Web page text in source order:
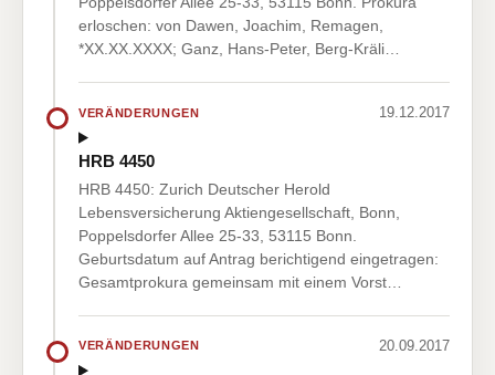
erloschen: von Dawen, Joachim, Remagen,
*XX.XX.XXXX; Ganz, Hans-Peter, Berg-Kräli…
VERÄNDERUNGEN 19.12.2017
HRB 4450
HRB 4450: Zurich Deutscher Herold
Lebensversicherung Aktiengesellschaft, Bonn,
Poppelsdorfer Allee 25-33, 53115 Bonn.
Geburtsdatum auf Antrag berichtigend eingetragen:
Gesamtprokura gemeinsam mit einem Vorst…
VERÄNDERUNGEN 20.09.2017